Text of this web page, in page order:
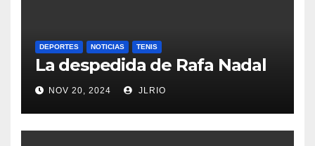
DEPORTES NOTICIAS TENIS
La despedida de Rafa Nadal
NOV 20, 2024 JLRIO